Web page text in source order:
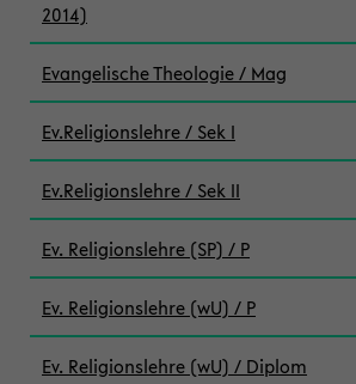
2014)
Evangelische Theologie / Mag
Ev.Religionslehre / Sek I
Ev.Religionslehre / Sek II
Ev. Religionslehre (SP) / P
Ev. Religionslehre (wU) / P
Ev. Religionslehre (wU) / Diplom